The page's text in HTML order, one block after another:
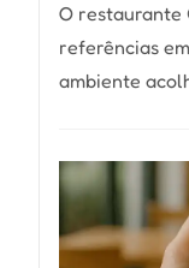
O restaurante
referências
ambiente